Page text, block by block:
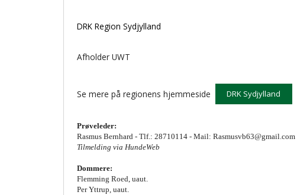
DRK Region Sydjylland
Afholder UWT
Se mere på regionens hjemmeside DRK Sydjylland
Prøveleder:
Rasmus Bernhard - Tlf.: 28710114 - Mail: Rasmusvb63@gmail.com
Tilmelding via HundeWeb
Dommere:
Flemming Roed, uaut.
Per Yttrup, uaut.